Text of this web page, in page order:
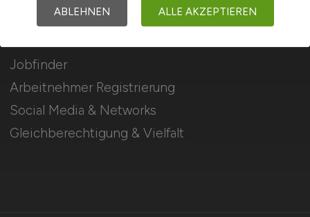
Jobfinder
Arbeitnehmer Registrierung
Social Media & Networks
Gleichberechtigung & Vielfalt
ABLEHNEN ALLE AKZEPTIEREN